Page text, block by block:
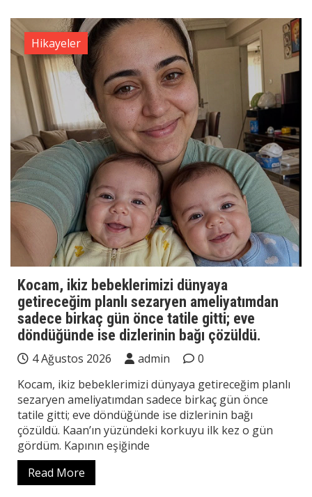
Hikayeler
Kocam, ikiz bebeklerimizi dünyaya
getireceğim planlı sezaryen ameliyatımdan
sadece birkaç gün önce tatile gitti; eve
döndüğünde ise dizlerinin bağı çözüldü.
4 Ağustos 2026 admin
0
Kocam, ikiz bebeklerimizi dünyaya getireceğim planlı
sezaryen ameliyatımdan sadece birkaç gün önce
tatile gitti; eve döndüğünde ise dizlerinin bağı
çözüldü. Kaan’ın yüzündeki korkuyu ilk kez o gün
gördüm. Kapının eşiğinde
Read More